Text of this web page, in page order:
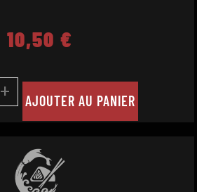
10,50 €
+ AJOUTER AU PANIER